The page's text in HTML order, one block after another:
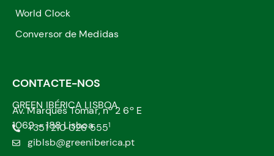
World Clock
Conversor de Medidas
CONTACTE-NOS
GREEN IBÉRICA LISBOA
Av. Marquês Tomar, nº 2 6º E
1069 – 188 Lisboa
+351 210 026 5551
giblsb@greeniberica.pt